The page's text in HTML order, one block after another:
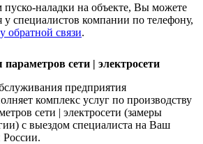
наладки на объекте, Вы можете
у специалистов компании по телефону,
обратной связи.
сети | электросети
предприятия
комплекс услуг по производству
сети | электросети (замеры
с выездом специалиста на Ваш
России.